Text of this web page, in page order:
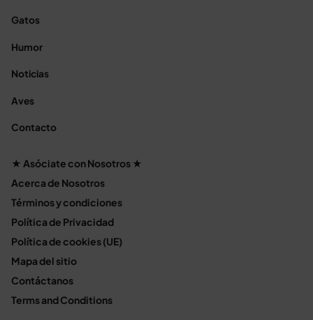
Gatos
Humor
Noticias
Aves
Contacto
★ Asóciate con Nosotros ★
Acerca de Nosotros
Términos y condiciones
Política de Privacidad
Política de cookies (UE)
Mapa del sitio
Contáctanos
Terms and Conditions